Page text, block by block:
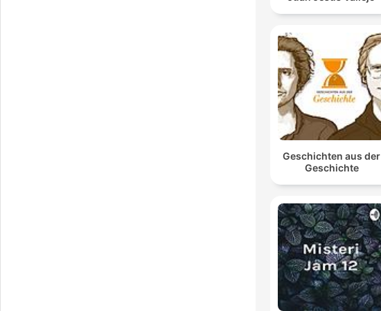
Geschichten aus der
Geschichte